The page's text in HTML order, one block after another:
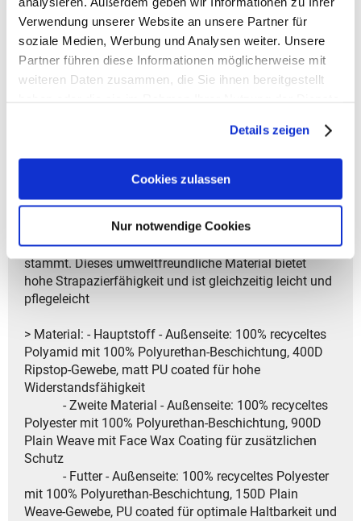
Verwendung unserer Website an unsere Partner für
soziale Medien, Werbung und Analysen weiter. Unsere
Partner führen diese Informationen möglicherweise mit
weiteren Daten zusammen, die Sie ihnen bereitgestellt
Details zeigen
Cookies zulassen
Nur notwendige Cookies
2 Jahren
> GREEN SHAPE: Dieses umweltfreundliche Produkt
hat das Green Shape Label und besteht aus
nachhaltigen Materialien
Knopf. Es ist nach staatlich zertifizierten Umwelt- und
> Aus recycelten PET-Flaschen hergestellt und schonen
wasserabweisend ohne Fluorcarbone (PFC)
> Aus recyceltem Polyamid, einem funktionellen
Material, das aus ressourcenschonender Produktion
stammt. Dieses umweltfreundliche Material bietet
hohe Strapazierfähigkeit und ist gleichzeitig leicht und
pflegeleicht
> Material: - Hauptstoff - Außenseite: 100% recyceltes
Polyamid mit 100% Polyurethan-Beschichtung, 400D
Ripstop-Gewebe, matt PU coated für hohe
Widerstandsfähigkeit
- Zweite Material - Außenseite: 100% recyceltes
Polyester mit 100% Polyurethan-Beschichtung, 900D
Plain Weave mit Face Wax Coating für zusätzlichen
Schutz
- Futter - Außenseite: 100% recyceltes Polyester
mit 100% Polyurethan-Beschichtung, 150D Plain
Weave-Gewebe, PU coated für optimale Haltbarkeit und